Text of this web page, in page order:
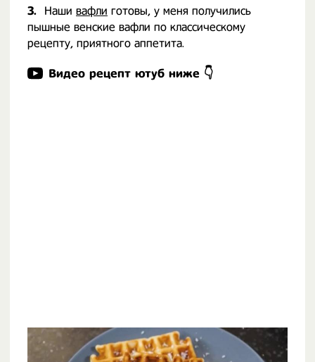
3. Наши вафли готовы, у меня получились
пышные венские вафли по классическому
рецепту, приятного аппетита.
Видео рецепт ютуб ниже 👇